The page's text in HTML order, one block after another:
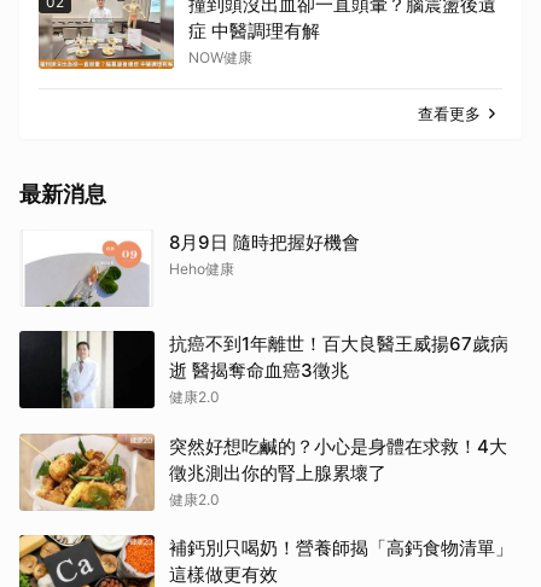
症 中醫調理有解
NOW健康
查看更多
最新消息
8月9日 隨時把握好機會
Heho健康
抗癌不到1年離世！百大良醫王威揚67歲病
逝 醫揭奪命血癌3徵兆
健康2.0
突然好想吃鹹的？小心是身體在求救！4大
徵兆測出你的腎上腺累壞了
健康2.0
補鈣別只喝奶！營養師揭「高鈣食物清單」
這樣做更有效